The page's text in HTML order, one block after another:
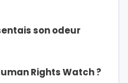
son odeur
Rights Watch ?